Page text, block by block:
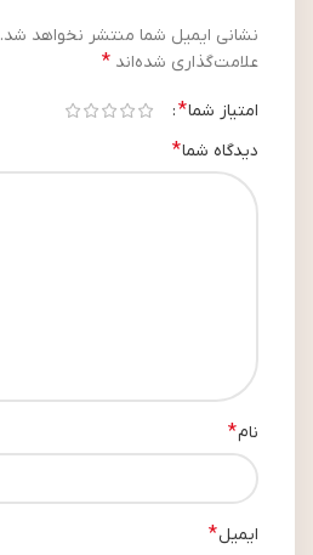
نشانی ایمیل شما منتشر نخواهد شد.
علامت‌گذاری شده‌اند *
امتیاز شما*
دیدگاه شما*
نام*
ایمیل*